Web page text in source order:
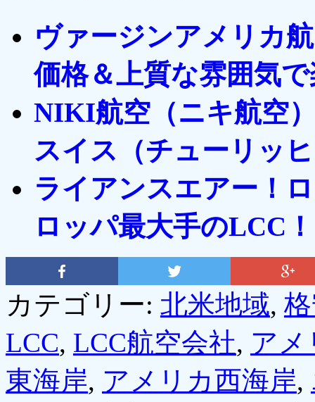
ヴァージンアメリカ
価格＆上質な雰囲気
NIKI航空（ニキ航空
スイス（チューリッ
ライアンスエアー！
ロッパ最大手のLCC！
カテゴリー: 北米地域,
LCC, LCC航空会社, アメ
東海岸, アメリカ西海岸,